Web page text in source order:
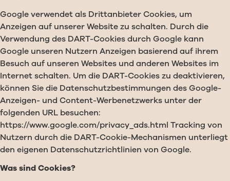
Google verwendet als Drittanbieter Cookies, um
Anzeigen auf unserer Website zu schalten. Durch die
Verwendung des DART-Cookies durch Google kann
Google unseren Nutzern Anzeigen basierend auf ihrem
Besuch auf unseren Websites und anderen Websites im
Internet schalten. Um die DART-Cookies zu deaktivieren,
können Sie die Datenschutzbestimmungen des Google-
Anzeigen- und Content-Werbenetzwerks unter der
folgenden URL besuchen:
https://www.google.com/privacy_ads.html Tracking von
Nutzern durch die DART-Cookie-Mechanismen unterliegt
den eigenen Datenschutzrichtlinien von Google.
Was sind Cookies?